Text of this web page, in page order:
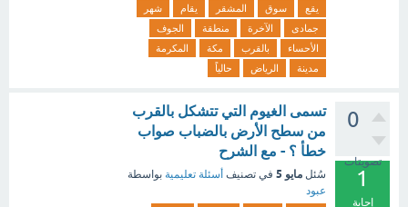
يقع سوق المشقر يقام
شهر
جمادى
الآخرة منطقة
الجوف
الأحساء
بالقرب مكة
المكرمة
مدينة
الرياض حالياً
0
تصويتات
1
إجابة
تسمى الغيوم التي تتشكل بالقرب
من سطح الأرض بالضباب صواب
خطأ ؟ - مع الشرح
سُئل مايو 5 في تصنيف أسئلة تعليمية بواسطة
عبود